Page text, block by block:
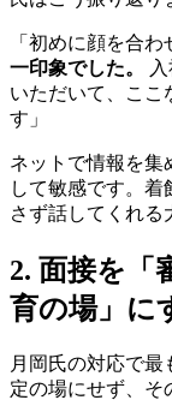
「初めに顔を合わ
一印象でした。
いただいて、ここ
す」
ネットで情報を集
して敏感です。
さず話してくれる
2. 面接を「
育の場」に
月岡氏の対応で最
定の場にせず、そ